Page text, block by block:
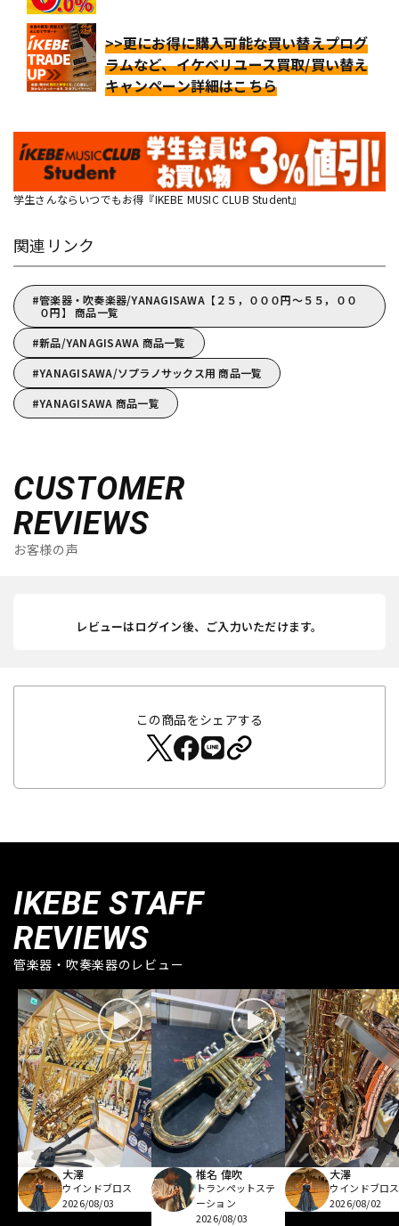
>>更にお得に購入可能な買い替えプログ
ラムなど、イケベリユース買取/買い替え
キャンペーン詳細はこちら
学生さんならいつでもお得『IKEBE MUSIC CLUB Student』
関連リンク
管楽器・吹奏楽器/YANAGISAWA【２５，０００円～５５，００
０円】 商品一覧
新品/YANAGISAWA 商品一覧
YANAGISAWA/ソプラノサックス用 商品一覧
YANAGISAWA 商品一覧
CUSTOMER
REVIEWS
お客様の声
レビューはログイン後、ご入力いただけます。
この商品をシェアする
IKEBE STAFF
REVIEWS
管楽器・吹奏楽器のレビュー
大澤
ウインドブロス
2026/08/03
椎名 偉吹
トランペットステ
ーション
2026/08/03
大澤
ウインドブロス
2026/08/02